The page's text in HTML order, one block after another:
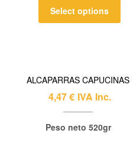
Select options
ALCAPARRAS CAPUCINAS
4,47€ IVA Inc.
Peso neto 520gr